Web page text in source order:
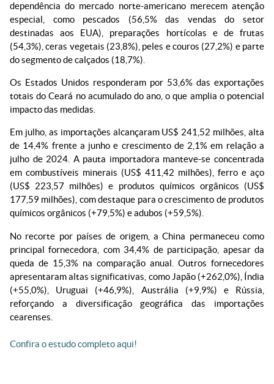
dependência do mercado norte-americano merecem atenção
especial, como pescados (56,5% das vendas do setor
destinadas aos EUA), preparações hortícolas e de frutas
(54,3%), ceras vegetais (23,8%), peles e couros (27,2%) e parte
do segmento de calçados (18,7%).
Os Estados Unidos responderam por 53,6% das exportações
totais do Ceará no acumulado do ano, o que amplia o potencial
impacto das medidas.
Em julho, as importações alcançaram US$ 241,52 milhões, alta
de 14,4% frente a junho e crescimento de 2,1% em relação a
julho de 2024. A pauta importadora manteve-se concentrada
em combustíveis minerais (US$ 411,42 milhões), ferro e aço
(US$ 223,57 milhões) e produtos químicos orgânicos (US$
177,59 milhões), com destaque para o crescimento de produtos
químicos orgânicos (+79,5%) e adubos (+59,5%).
No recorte por países de origem, a China permaneceu como
principal fornecedora, com 34,4% de participação, apesar da
queda de 15,3% na comparação anual. Outros fornecedores
apresentaram altas significativas, como Japão (+262,0%), Índia
(+55,0%), Uruguai (+46,9%), Austrália (+9,9%) e Rússia,
reforçando a diversificação geográfica das importações
cearenses.
Confira o estudo completo aqui!